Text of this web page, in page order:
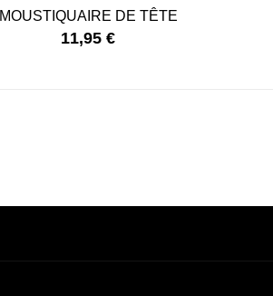
MOUSTIQUAIRE DE TÊTE
11,95 €